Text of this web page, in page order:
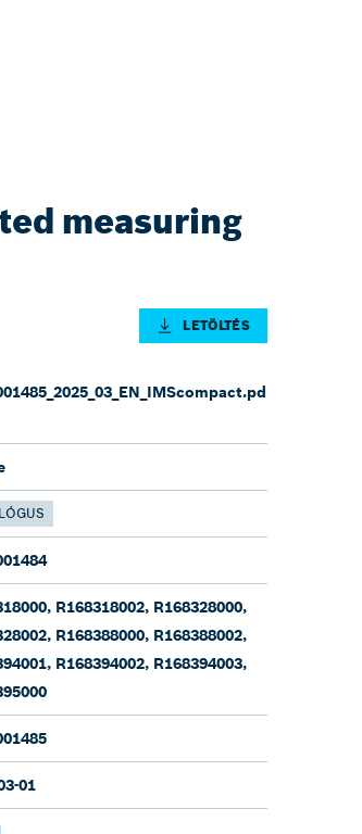
measuring
LETÖLTÉS
R168318002, R168328000,
R168388000, R168388002,
R168394002, R168394003,
01